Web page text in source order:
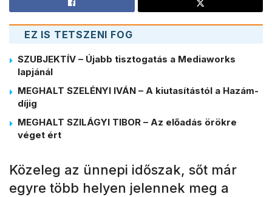
EZ IS TETSZENI FOG
SZUBJEKTÍV – Újabb tisztogatás a Mediaworks
lapjánál
MEGHALT SZELÉNYI IVÁN – A kiutasítástól a Hazám-
díjig
MEGHALT SZILÁGYI TIBOR – Az előadás örökre
véget ért
Közeleg az ünnepi időszak, sőt már
egyre több helyen jelennek meg a